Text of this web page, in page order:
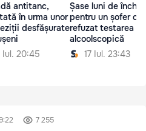
antitanc,
în urma unor
desfășurate
Iul. 20:45
Șase luni de
pentru un șofer
refuzat testarea
alcoolscopică
17 Iul. 23:43
7 255